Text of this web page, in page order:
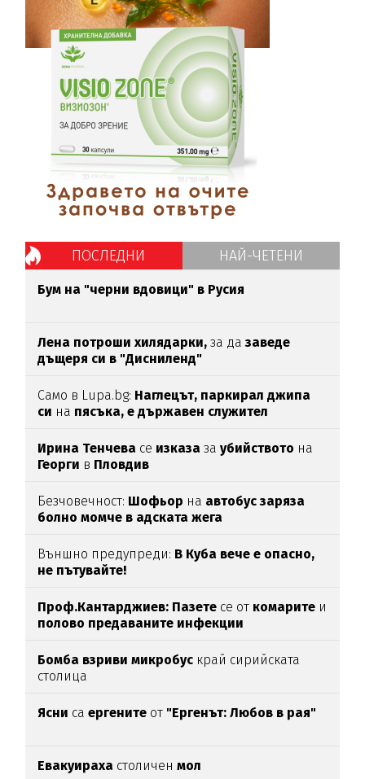
ПОСЛЕДНИ НАЙ-ЧЕТЕНИ
Бум на "черни вдовици" в Русия
Лена потроши хилядарки,за да заведе
дъщеря си в "Дисниленд"
Само в Lupa.bg: Наглецът, паркирал джипа
си на пясъка, е държавен служител
Ирина Тенчева се изказазаубийството на
Георги в Пловдив
Безчовечност: Шофьор на автобус заряза
болно момче в адската жега
Външно предупреди: В Куба вече е опасно,
не пътувайте!
Проф.Кантарджиев: Пазете се от комарите и
полово предаваните инфекции
Бомба взриви микробус край сирийската
столица
Ясни са ергените от "Ергенът: Любов в рая"
Евакуираха столиченмол